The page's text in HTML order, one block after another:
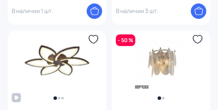
В наличии 1 шт.
В наличии 3 шт.
- 50 %